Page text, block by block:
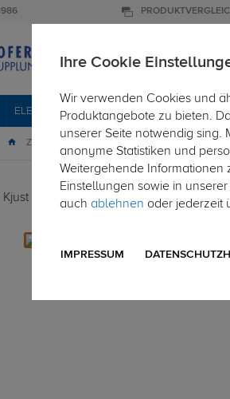
ELEKTROSÄTZE DACHTRÄGER
Zubehör
Ihre Cookie
Wir verwenden Cookies und
Produktangebote zu bieten.
unserer Seite notwendig sing.
anonyme Statistiken und
Weitergehende Informationen
Einstellungen sowie in unserer
auch ablehnen oder jederzeit
IMPRESSUM